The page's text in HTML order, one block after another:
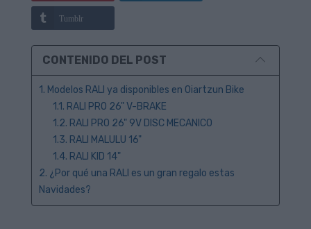
Tumblr
CONTENIDO DEL POST
1. Modelos RALI ya disponibles en Oiartzun Bike
1.1. RALI PRO 26" V-BRAKE
1.2. RALI PRO 26" 9V DISC MECANICO
1.3. RALI MALULU 16"
1.4. RALI KID 14"
2. ¿Por qué una RALI es un gran regalo estas
Navidades?